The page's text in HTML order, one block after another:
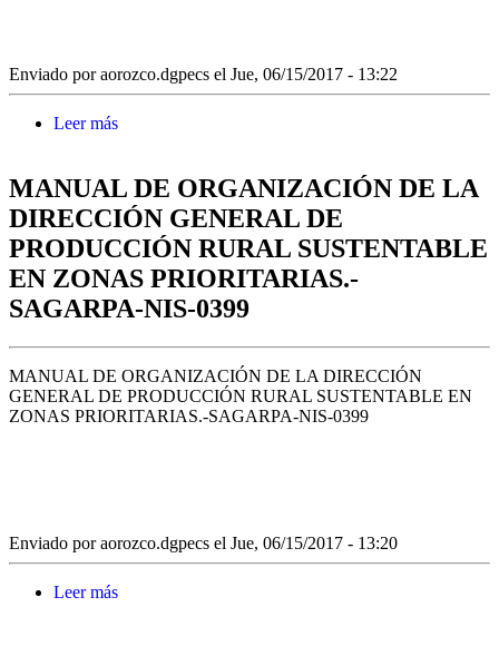
Enviado poraorozco.dgpecs el Jue, 06/15/2017 - 13:22
Leer más
SAGARPA-NIS-0394
MANUAL DE ORGANIZACIÓN DE LA
DIRECCIÓN GENERAL DE
PRODUCCIÓN RURAL SUSTENTABLE
EN ZONAS PRIORITARIAS.-
SAGARPA-NIS-0399
MANUAL DE ORGANIZACIÓN DE LA DIRECCIÓN
GENERAL DE PRODUCCIÓN RURAL SUSTENTABLE EN
ZONAS PRIORITARIAS.-SAGARPA-NIS-0399
Enviado poraorozco.dgpecs el Jue, 06/15/2017 - 13:20
Leer más